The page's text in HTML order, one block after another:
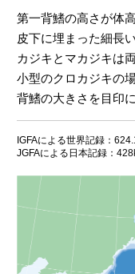
レポート＆コラム
第一背鰭の高さが体
皮下に埋まった細長
カジキとマカジキは
小型のクロカジキの
背鰭の大きさを目印
IGFAによる世界記録：
JGFAによる日本記録：